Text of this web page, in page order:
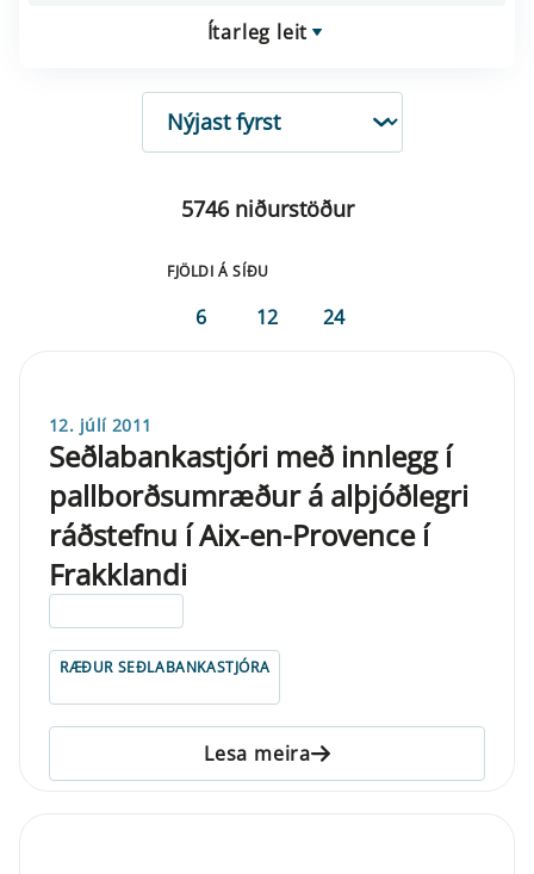
Ítarleg leit
RÖÐUN
5746 niðurstöður
FJÖLDI Á SÍÐU
6 12 24
12. júlí 2011
Seðlabankastjóri með innlegg í
pallborðsumræður á alþjóðlegri
ráðstefnu í Aix-en-Provence í
Frakklandi
RÆÐUR SEÐLABANKASTJÓRA
Lesa meira